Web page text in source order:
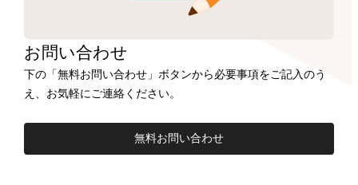
お問い合わせ
下の「無料お問い合わせ」ボタンから必要事項をご記入のう
え、お気軽にご連絡ください。
無料お問い合わせ